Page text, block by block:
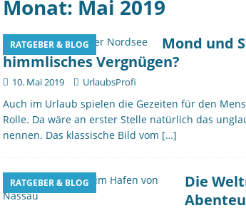
Monat: Mai 2019
RATGEBER & BLOG
Mond und
himmlisches Vergnügen?
10. Mai 2019 UrlaubsProfi
Auch im Urlaub spielen die Gezeiten für den
Rolle. Da wäre an erster Stelle natürlich das
nennen. Das klassische Bild vom […]
RATGEBER & BLOG
Die